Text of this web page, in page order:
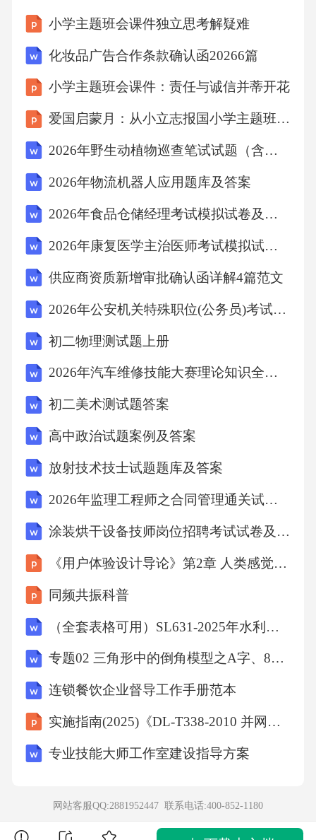
C.确认50%的项目资本先行到位
D.确认借款人必须在贷款到位后的一年后还款
【答案】：A10.对一般进出口货物报关申报地
点而言，进口货物申报地为()。
A.进境地海关
B.出境地海关
C.指运地
D.启运地【答案】：A11.金融消费者面临着无
处不在的风险，而且随着金融产品()的提高和金
融市场演变的提速，金融消费者权益保护的难
度也在增加，亟待提高金融消费者自身素质以
增强自我保护能力。
A.风险性
B.复杂性
D.流动性【答案】：B12.商业银行在境内设立
分支机构，应当按照规定拨付与经营规模相适
应的营运资金额。拨付各分支机构营运资金额
的总和，不得超过总行资本总额的（）。
A.50%
B.60%
C.70%
小学主题班会课件独立思考解疑难
化妆品广告合作条款确认函20266篇
小学主题班会课件：责任与诚信并蒂开花
爱国启蒙月：从小立志报国小学主题班会课件
2026年野生动植物巡查笔试试题（含答案）
2026年物流机器人应用题库及答案
2026年食品仓储经理考试模拟试卷及答案
2026年康复医学主治医师考试模拟试题及详解
供应商资质新增审批确认函详解4篇范文
2026年公安机关特殊职位(公务员)考试(网络安全技术职位)试题及答案解析(湖北)
初二物理测试题上册
2026年汽车维修技能大赛理论知识全真模拟模拟题及答案详解（夺冠）
初二美术测试题答案
高中政治试题案例及答案
放射技术技士试题题库及答案
2026年监理工程师之合同管理通关试题库含完整答案详解（名师系列）
涂装烘干设备技师岗位招聘考试试卷及答案
《用户体验设计导论》第2章 人类感觉的要素
同频共振科普
（全套表格可用）SL631-2025年水利水电工程单元工程施工质量检验表与验收表
专题02 三角形中的倒角模型之A字、8字、燕尾模型的三类综合题型（压轴题专项训练）数学人教版2024八年级上册（解析版）
连锁餐饮企业督导工作手册范本
实施指南(2025)《DL-T338-2010 并网运行汽轮机调节系统技术监督导则解读》
专业技能大师工作室建设指导方案
网站客服QQ:2881952447 联系电话:400-852-1180